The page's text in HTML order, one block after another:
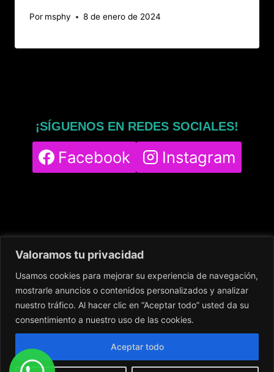
Valoramos tu privacidad
Usamos cookies para mejorar su experiencia de navegación,
mostrarle anuncios o contenidos personalizados y analizar
nuestro tráfico. Al hacer clic en “Aceptar todo” usted da su
consentimiento a nuestro uso de las cookies.
Aceptar todo
Por msphy 8 de enero de 2024
¡SÍGUENOS EN REDES SOCIALES!
Facebook Instagram
Home Servicios
Nuestro Centro
Contacto
Blog
Política de cookies
Política de privacidad
Aviso legal